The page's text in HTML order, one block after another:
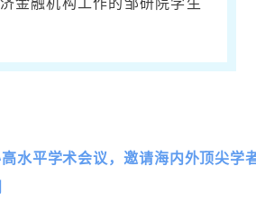
水平学术会议，邀请海内外顶尖学